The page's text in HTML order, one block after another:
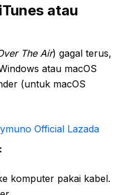
atau
The Air) gagal terus,
atau macOS
(untuk macOS
Official Lazada
komputer pakai kabel.